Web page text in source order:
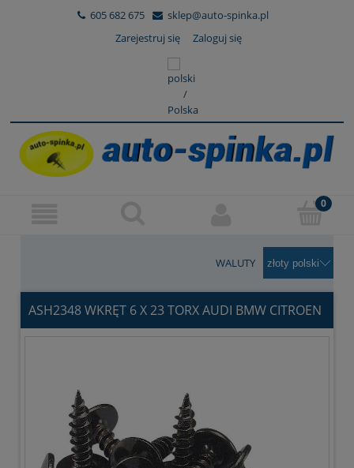
605 682 675
sklep@auto-spinka.pl
Zarejestruj się
Zaloguj się
WALUTY
ASH2348 WKRĘT 6 X 23 TORX AUDI BMW CITROEN